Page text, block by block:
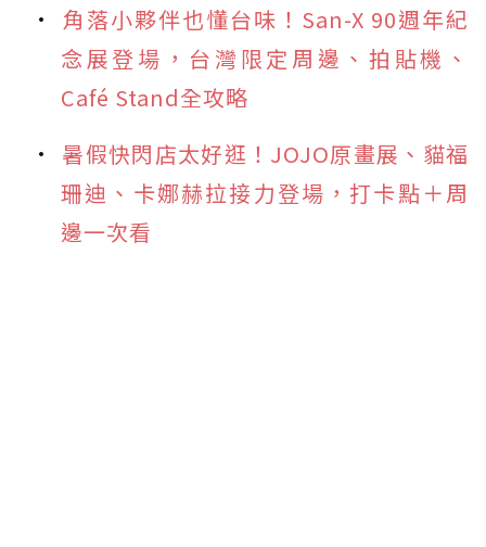
角落小夥伴也懂台味！San-X 90週年紀
念展登場，台灣限定周邊、拍貼機、
Café Stand全攻略
暑假快閃店太好逛！JOJO原畫展、貓福
珊迪、卡娜赫拉接力登場，打卡點＋周
邊一次看